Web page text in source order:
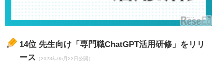
14位 先生向け「専門職ChatGPT活用研修」をリリ
ース （2023年05月22日公開）